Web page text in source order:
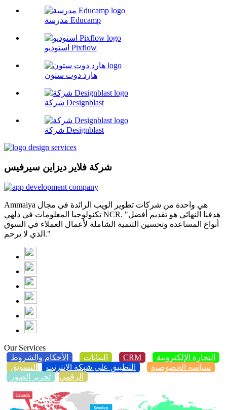
مدرسة Educamp
استوديو Pixflow
هارد دوت ستون
شركة Designblast
شركة Designblast
شركة فلاير ديزاين سيرفيس
Ammaiya هي واحدة من شركات تطوير الويب الرائدة في مجال
تكنولوجيا المعلومات في دلهي NCR. "هدفنا النهائي هو تقديم أفضل
أنواع المساعدة وتحسين التنمية الشاملة لأعمال العملاء في السوق
الذي لا يرحم."
Our Services
البيانات
الأحكام والشروط CRM
التجارة الإلكترونية
سياسة الخصوصية
التطبيق على شبكة الإنترنت
التسويق
الرقمي
تحرير الصور